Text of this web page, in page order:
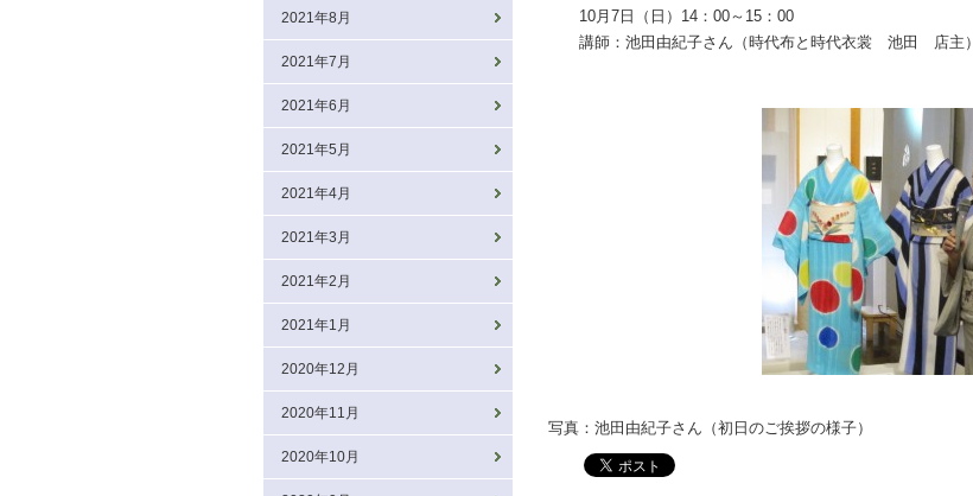
10月7日（日）14：00～15：00
講師：池田由紀子さん（時代布と時代衣裳 池田 店主）
写真：池田由紀子さん（初日のご挨拶の様子）
2021年8月
2021年7月
2021年6月
2021年5月
2021年4月
2021年3月
2021年2月
2021年1月
2020年12月
2020年11月
2020年10月